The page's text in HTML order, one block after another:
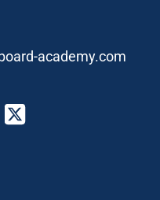
academy.com